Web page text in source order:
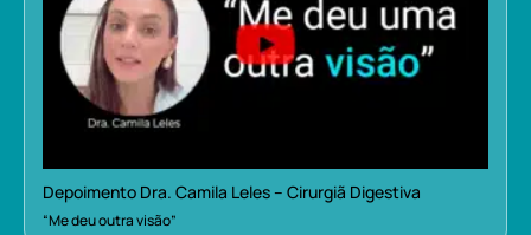
Depoimento Dra. Camila Leles – Cirurgiã Digestiva
“Me deu outra visão”